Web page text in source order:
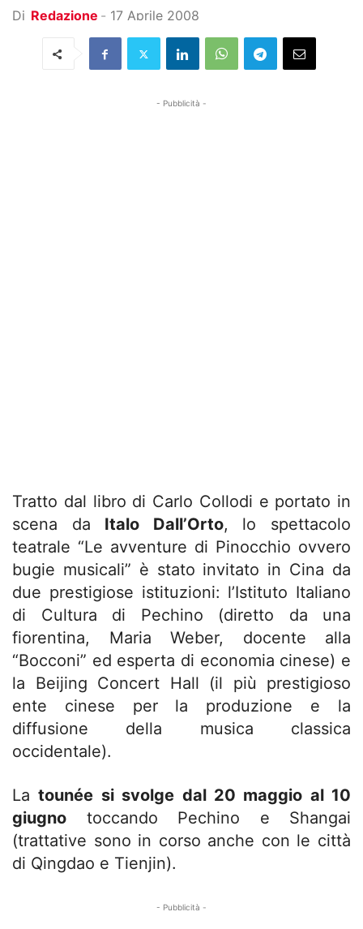
Di Redazione - 17 Aprile 2008
- Pubblicità -
Tratto dal libro di Carlo Collodi e portato in
scena da Italo Dall’Orto, lo spettacolo
teatrale “Le avventure di Pinocchio ovvero
bugie musicali” è stato invitato in Cina da
due prestigiose istituzioni: l’Istituto Italiano
di Cultura di Pechino (diretto da una
fiorentina, Maria Weber, docente alla
“Bocconi” ed esperta di economia cinese) e
la Beijing Concert Hall (il più prestigioso
ente cinese per la produzione e la
diffusione della musica classica
occidentale).
Latounée si svolge dal 20 maggio al 10
giugno toccando Pechino e Shangai
(trattative sono in corso anche con le città
di Qingdao e Tienjin).
- Pubblicità -